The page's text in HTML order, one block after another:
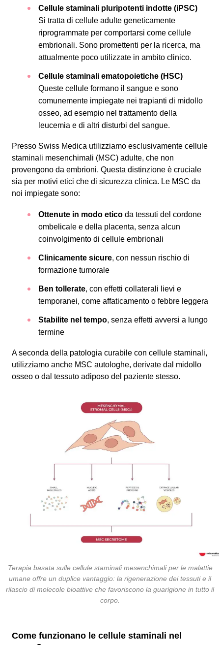
Cellule staminali pluripotenti indotte (iPSC)
Si tratta di cellule adulte geneticamente
riprogrammate per comportarsi come cellule
embrionali. Sono promettenti per la ricerca, ma
attualmente poco utilizzate in ambito clinico.
Cellule staminali ematopoietiche (HSC)
Queste cellule formano il sangue e sono
comunemente impiegate nei trapianti di midollo
osseo, ad esempio nel trattamento della
leucemia e di altri disturbi del sangue.
Presso Swiss Medica utilizziamo esclusivamente cellule
staminali mesenchimali (MSC) adulte, che non
provengono da embrioni. Questa distinzione è cruciale
sia per motivi etici che di sicurezza clinica. Le MSC da
noi impiegate sono:
Ottenute in modo etico da tessuti del cordone
ombelicale e della placenta, senza alcun
coinvolgimento di cellule embrionali
Clinicamente sicure, con nessun rischio di
formazione tumorale
Ben tollerate, con effetti collaterali lievi e
temporanei, come affaticamento o febbre leggera
Stabilite nel tempo, senza effetti avversi a lungo
termine
A seconda della patologia curabile con cellule staminali,
utilizziamo anche MSC autologhe, derivate dal midollo
osseo o dal tessuto adiposo del paziente stesso.
Terapia basata sulle cellule staminali mesenchimali per le malattie
umane offre un duplice vantaggio: la rigenerazione dei tessuti e il
rilascio di molecole bioattive che favoriscono la guarigione in tutto il
corpo.
Come funzionano le cellule staminali nel